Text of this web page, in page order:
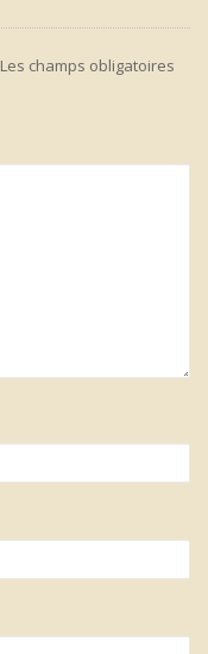
Les champs obligatoires